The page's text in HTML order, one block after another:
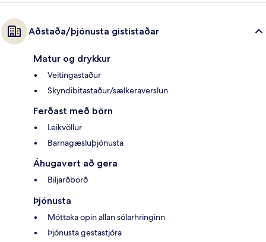
Aðstaða/þjónusta gististaðar
Matur og drykkur
Veitingastaður
Skyndibitastaður/sælkeraverslun
Ferðast með börn
Leikvöllur
Barnagæsluþjónusta
Áhugavert að gera
Biljarðborð
Þjónusta
Móttaka opin allan sólarhringinn
Þjónusta gestastjóra